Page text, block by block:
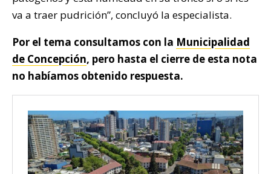
va a traer pudrición”, concluyó la especialista.
Por el tema consultamos con la Municipalidad
de Concepción, pero hasta el cierre de esta nota
no habíamos obtenido respuesta.